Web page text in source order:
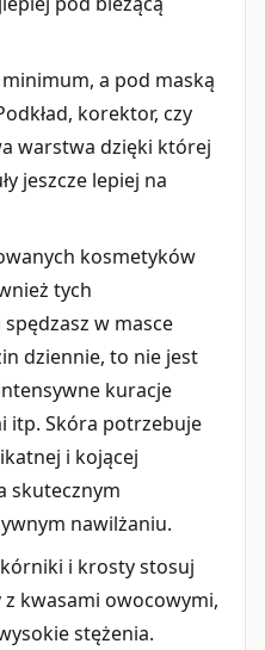
a pod maską
korektor, czy
warstwa dzięki której
jeszcze lepiej na
kosmetyków
tych
w masce
dziennie, to nie jest
kuracje
itp. Skóra potrzebuje
i kojącej
skutecznym
nawilżaniu.
i krosty stosuj
kwasami owocowymi,
stężenia.